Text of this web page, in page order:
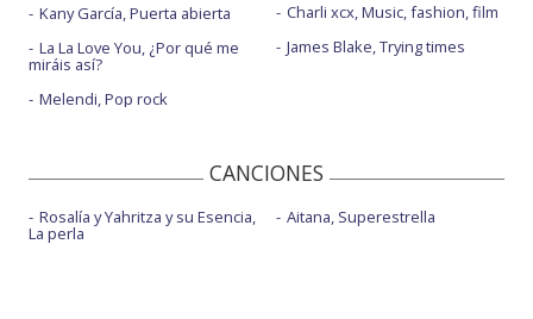
Kany García, Puerta abierta
La La Love You, ¿Por qué me
miráis así?
Melendi, Pop rock
Charli xcx, Music, fashion, film
James Blake, Trying times
CANCIONES
Rosalía y Yahritza y su Esencia,
La perla
Aitana, Superestrella